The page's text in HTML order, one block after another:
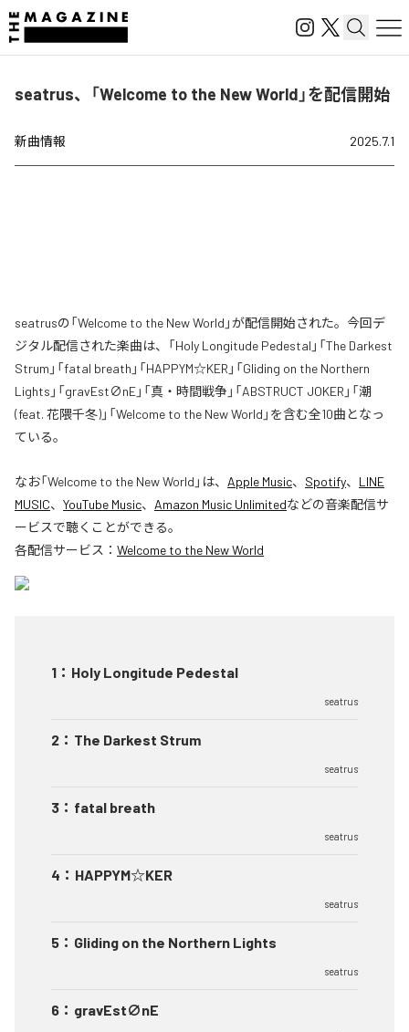
seatrus、「Welcome to the New World」を配信開始
新曲情報 2025.7.1
seatrusの「Welcome to the New World」が配信開始された。今回デ
ジタル配信された楽曲は、「Holy Longitude Pedestal」「The Darkest
Strum」「fatal breath」「HAPPYM☆KER」「Gliding on the Northern
Lights」「gravEst∅nE」「真・時間戦争」「ABSTRUCT JOKER」「潮
(feat. 花隈千冬)」「Welcome to the New World」を含む全10曲となっ
ている。
なお「Welcome to the New World 」は、 Apple Music、 Spotify、 LINE
MUSIC、 YouTube Music、 Amazon Music Unlimitedなどの音楽配信サ
ービスで聴くことができる。
各配信サービス： Welcome to the New World
1 ： Holy Longitude Pedestal
seatrus
2 ： The Darkest Strum
seatrus
3 ： fatal breath
seatrus
4 ： HAPPYM☆KER
seatrus
5 ： Gliding on the Northern Lights
seatrus
6 ： gravEst∅nE